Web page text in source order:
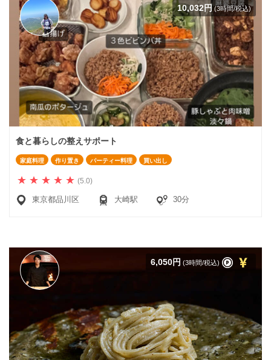
10,032円(3時間/税込)
食と暮らしの整えサポート
家庭料理 作り置き パーティー料理 買い出し
(5.0)
東京都品川区 大崎駅 30分
6,050円 (3時間/税込)